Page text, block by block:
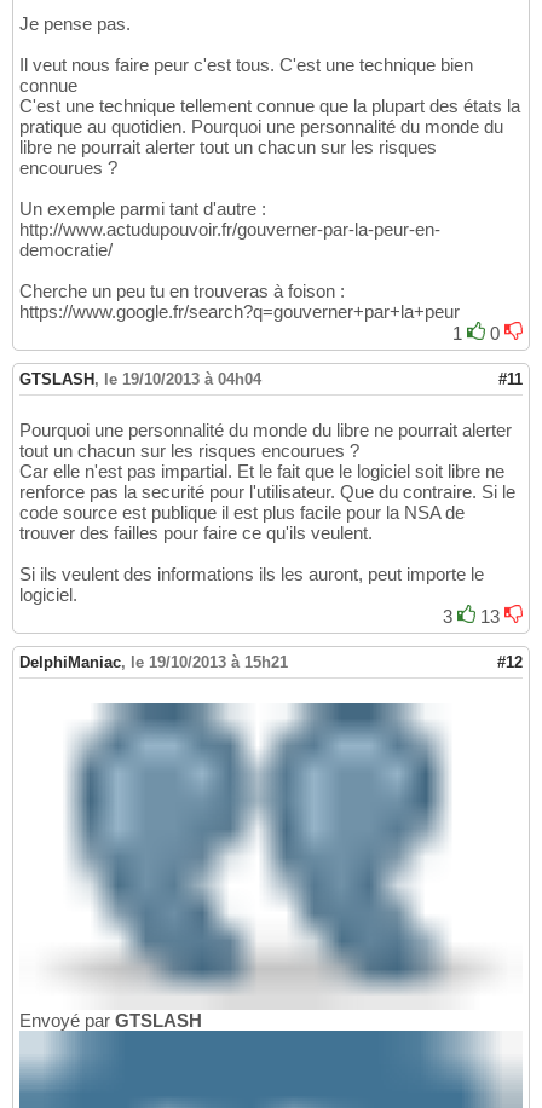
Je pense pas.
Il veut nous faire peur c'est tous. C'est une technique bien
connue
C'est une technique tellement connue que la plupart des états la
pratique au quotidien. Pourquoi une personnalité du monde du
libre ne pourrait alerter tout un chacun sur les risques
encourues ?
Un exemple parmi tant d'autre :
http://www.actudupouvoir.fr/gouverner-par-la-peur-en-
democratie/
Cherche un peu tu en trouveras à foison :
https://www.google.fr/search?q=gouverner+par+la+peur
1
0
GTSLASH, le 19/10/2013 à 04h04 #11
Pourquoi une personnalité du monde du libre ne pourrait alerter
tout un chacun sur les risques encourues ?
Car elle n'est pas impartial. Et le fait que le logiciel soit libre ne
renforce pas la securité pour l'utilisateur. Que du contraire. Si le
code source est publique il est plus facile pour la NSA de
trouver des failles pour faire ce qu'ils veulent.
Si ils veulent des informations ils les auront, peut importe le
logiciel.
3
13
DelphiManiac, le 19/10/2013 à 15h21 #12
Envoyé par GTSLASH